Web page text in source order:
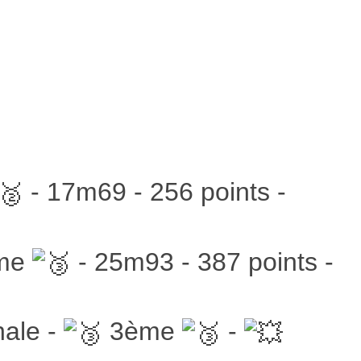
- 17m69 - 256 points -
- 25m93 - 387 points -
- 3ème -